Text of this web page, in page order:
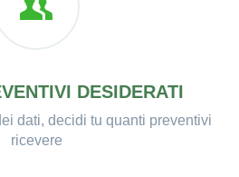
DESIDERATI
dati, decidi tu quanti preventivi
ricevere